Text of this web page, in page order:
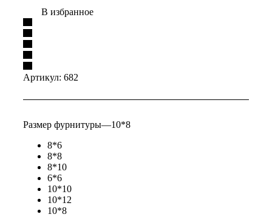
В избранное
Артикул: 682
Размер фурнитуры—10*8
8*6
8*8
8*10
6*6
10*10
10*12
10*8